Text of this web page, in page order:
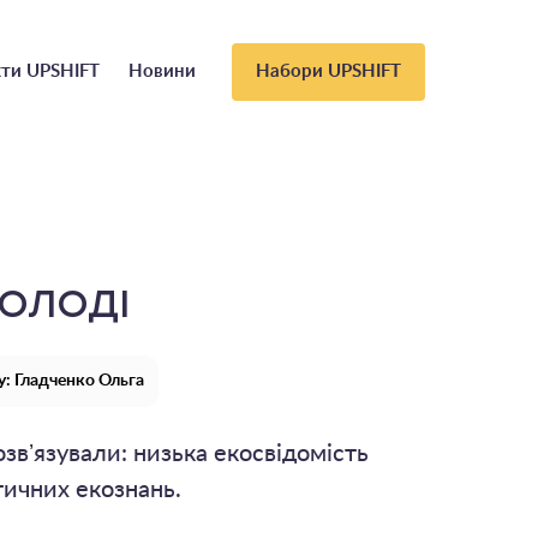
UPSHIFT Новини Набори UPSHIFT
Гладченко Ольга
низька екосвідомість
екознань.